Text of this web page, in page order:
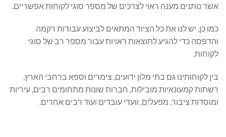
אשר נותנים מענה ראוי לצרכים של מספר סוגי לקוחות אפשריים.
כמו כן, יש לנו את כל הציוד המתאים לביצוע עבודות רקמה
והדפסה כדי להגיע לתוצאות ראויות עבור מספר רב של סוגי
לקוחות.
בין לקוחותינו גם בתי מלון ידועים, צימרים וספא ברחבי הארץ,
רשתות קמעונאיות מובילות, חברות שונות מתחומים רבים, עיריות
ומוסדות ציבור, מפעלים, וועדי עובדים ועוד רבים אחרים.